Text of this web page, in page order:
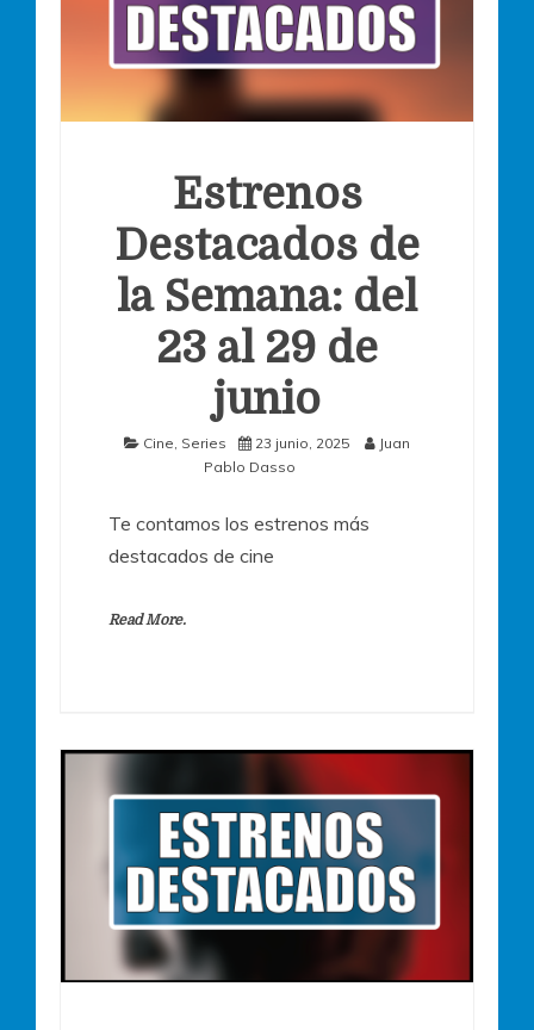
Estrenos
Destacados de
la Semana: del
23 al 29 de
junio
Cine Series 23 junio, 2025
Juan
Pablo Dasso
Te contamos los estrenos más
destacados de cine
Read More.